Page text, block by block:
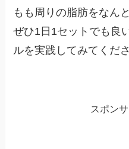
もも周りの脂肪をなん
ぜひ1日1セットでも良
ルを実践してみてくださ
スポン